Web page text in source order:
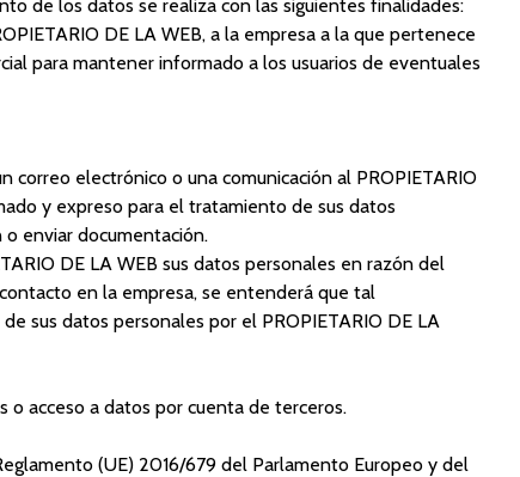
de los datos se realiza con las siguientes finalidades:
DE LA WEB, a la empresa a la que pertenece
para mantener informado a los usuarios de eventuales
correo electrónico o una comunicación al PROPIETARIO
y expreso para el tratamiento de sus datos
o enviar documentación.
DE LA WEB sus datos personales en razón del
en la empresa, se entenderá que tal
sus datos personales por el PROPIETARIO DE LA
o acceso a datos por cuenta de terceros.
(UE) 2016/679 del Parlamento Europeo y del